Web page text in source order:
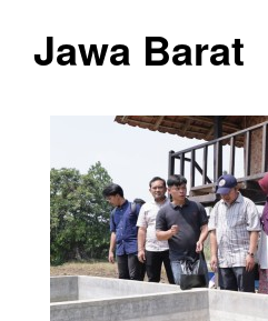
Jawa Barat